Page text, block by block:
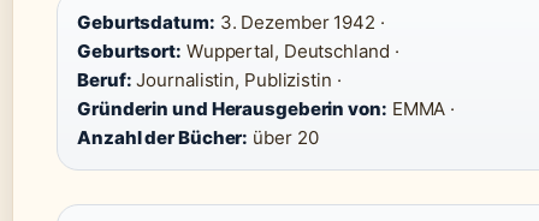
Geburtsdatum: 3. Dezember 1942 ·
Geburtsort: Wuppertal, Deutschland ·
Beruf: Journalistin, Publizistin ·
Gründerin und Herausgeberin von: EMMA ·
Anzahl der Bücher: über 20